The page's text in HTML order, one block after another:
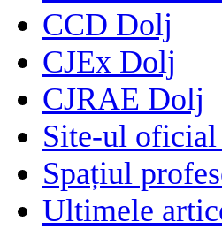
CCD Dolj
CJEx Dolj
CJRAE Dolj
Site-ul
Spațiul
Ultimele